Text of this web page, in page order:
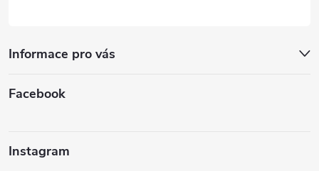
Informace pro vás
Facebook
Instagram